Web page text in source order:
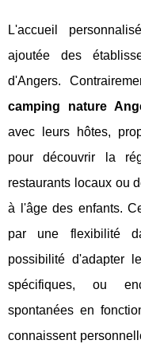
L'accueil
ajoutée des
d'Angers.
camping nature
avec leurs hôtes,
pour découvrir la
restaurants locaux ou
à l'âge des enfants.
par une flexibilité
possibilité d'adapter
spécifiques, ou
spontanées en
connaissent